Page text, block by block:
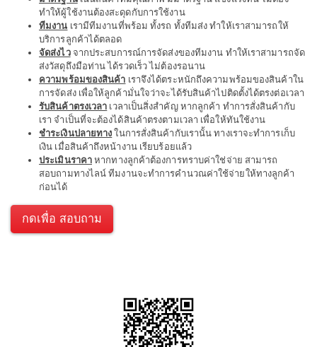
ทำให้ผู้ใช้งานต้องสะดุดกับการใช้งาน
ทีมงาน เรามีทีมงานที่พร้อม ทั้งรถ ทั้งทีมส่ง ทำให้เราสามารถให้
บริการลูกค้าได้ตลอด
จัดส่งไวจากประสบการณ์การจัดส่งของทีมงาน ทำให้เราสามารถจัด
ส่งวัสดุถึงมือท่าน ได้รวดเร็ว ไม่ต้องรอนาน
ความพร้อมของสินค้า เราจึงได้ตระหนักถึงความพร้อมของสินค้าใน
การจัดส่ง เพื่อให้ลูกค้ามั่นใจว่าจะได้รับสินค้าไปติดตั้งได้ตรงต่อเวลา
รับสินค้าตรงเวลา เวลาเป็นสิ่งสำคัญ หากลูกค้า ทำการสั่งสินค้ากับ
เรา จำเป็นที่จะต้องได้สินค้าตรงตามเวลา เพื่อให้ทันใช้งาน
ชำระเงินปลายทาง ในการสั่งสินค้ากับเรานั้น ทางเราจะทำการเก็บ
เงิน เมื่อสินค้าถึงหน้างาน เรียบร้อยแล้ว
ประเมินราคา หากทางลูกค้าต้องการทราบค่าใช่จ่าย สามารถ
สอบถามทางไลน์ ทีมงานจะทำการคำนวณค่าใช้จ่ายให้ทางลูกค้า
ก่อนได้
กดเพื่อ สอบถาม